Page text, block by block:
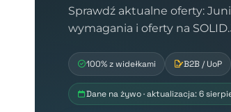
Sprawdź aktualne oferty:
wymagania i oferty na
100% z widełkami B2B / UoP
Dane na żywo · aktualizacja: 6